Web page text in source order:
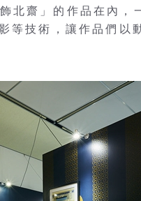
北齋」的作品在內，
等技術，讓作品們以